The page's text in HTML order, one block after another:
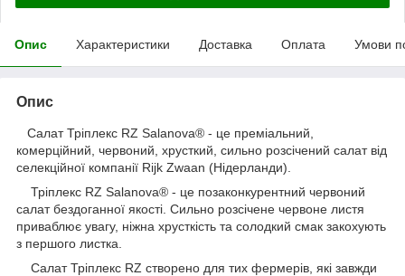
Опис Характеристики Доставка Оплата Умови
Опис
Салат Тріплекс RZ Salanova® - це преміальний,
комерційний, червоний, хрусткий, сильно розсічений салат від
селекційної компанії Rijk Zwaan (Нідерланди).
Тріплекс RZ Salanova® - це позаконкурентний червоний
салат бездоганної якості. Сильно розсічене червоне листя
приваблює увагу, ніжна хрусткість та солодкий смак закохують
з першого листка.
Салат Тріплекс RZ створено для тих фермерів, які завжди